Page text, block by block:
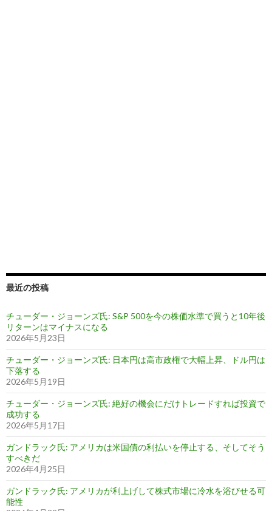
最近の投稿
チューダー・ジョーンズ氏: S&P 500を今の株価水準で買うと10年後
リターンはマイナスになる
2026年5月23日
チューダー・ジョーンズ氏: 日本円は高市政権で大幅上昇、ドル円は
下落する
2026年5月19日
チューダー・ジョーンズ氏: 絶好の機会にだけトレードすれば投資で
成功する
2026年5月17日
ガンドラック氏: アメリカは米国債の利払いを停止する、そしてそう
すべきだ
2026年4月25日
ガンドラック氏: アメリカが利上げして株式市場に冷水を浴びせる可
能性